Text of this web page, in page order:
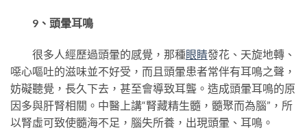
9、頭暈耳鳴
很多人經歷過頭暈的感覺，那種眼睛發花、天旋地轉、
噁心嘔吐的滋味並不好受，而且頭暈患者常伴有耳鳴之聲，
妨礙聽覺，長久下去，甚至會導致耳聾。造成頭暈耳鳴的原
因多與肝腎相關。中醫上講“腎藏精生髓，髓聚而為腦”，所
以腎虛可致使髓海不足，腦失所養，出現頭暈、耳鳴。